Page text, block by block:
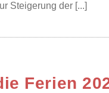
Steigerung der [...]
Ferien